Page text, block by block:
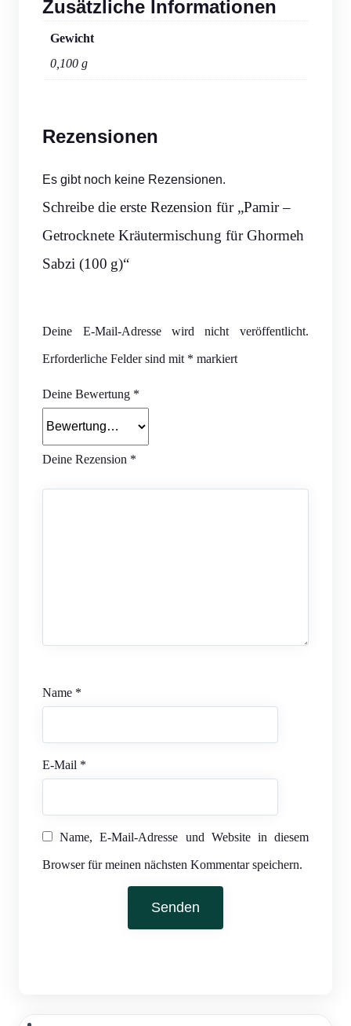
Zusätzliche Informationen
Gewicht
0,100 g
Rezensionen
Es gibt noch keine Rezensionen.
Schreibe die erste Rezension für „Pamir –
Getrocknete Kräutermischung für Ghormeh
Sabzi (100 g)“
Deine E-Mail-Adresse wird nicht veröffentlicht.
Erforderliche Felder sind mit * markiert
Deine Bewertung *
Deine Rezension *
Name *
E-Mail *
Name, E-Mail-Adresse und Website in diesem
Browser für meinen nächsten Kommentar speichern.